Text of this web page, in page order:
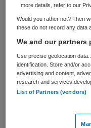
Vacature niet
Deze vacature
bij ZorgSaam-
Hieronder staan
u wellicht interessant
more details, refer to our
Would you rather not? Then
these do not record any data
We and our partners
Use precise geolocation
identification. Store and/or
advertising and content,
research and services
List of Partners (vendors)